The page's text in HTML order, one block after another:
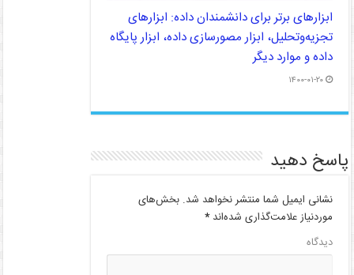
ابزارهای برتر برای دانشمندان داده: ابزارهای
تجزیه‌وتحلیل، ابزار مصورسازی داده، ابزار پایگاه
داده و موارد دیگر
۱۴۰۰-۰۱-۲۰
پاسخ دهید
نشانی ایمیل شما منتشر نخواهد شد. بخش‌های
موردنیاز علامت‌گذاری شده‌اند*
دیدگاه